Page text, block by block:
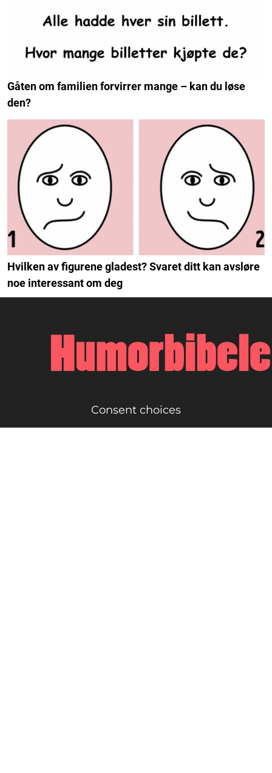
Gåten om familien forvirrer mange – kan du løse
den?
Hvilken av figurene gladest? Svaret ditt kan avsløre
noe interessant om deg
Consent choices